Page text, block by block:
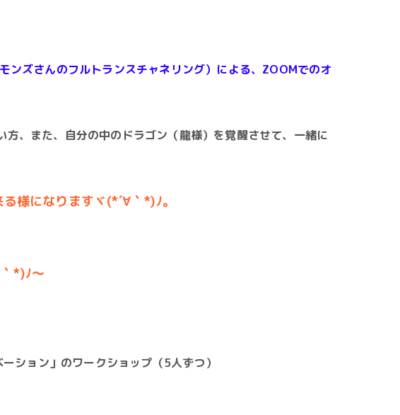
ズさんのフルトランスチャネリング）による、ZOOMでのオ
、また、自分の中のドラゴン（龍様）を覚醒させて、一緒に
様になりますヾ(*´∀｀*)ﾉ。
*)ﾉ～
ション」のワークショップ（5人ずつ）